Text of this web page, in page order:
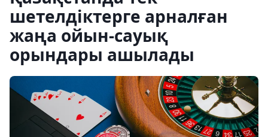
шетелдіктерге арналған
жаңа ойын-сауық
орындары ашылады